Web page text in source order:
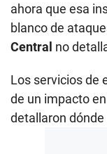
ahora que esa
blanco de
Central no
Los servicios de
de un impacto
detallaron